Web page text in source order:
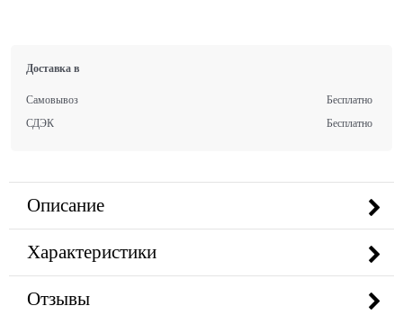
Доставка в
Самовывоз
Бесплатно
СДЭК
Бесплатно
Описание
Характеристики
Отзывы